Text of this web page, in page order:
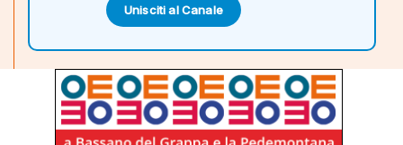
Unisciti al Canale